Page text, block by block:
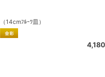
（14cmﾌﾙｰﾂ皿）